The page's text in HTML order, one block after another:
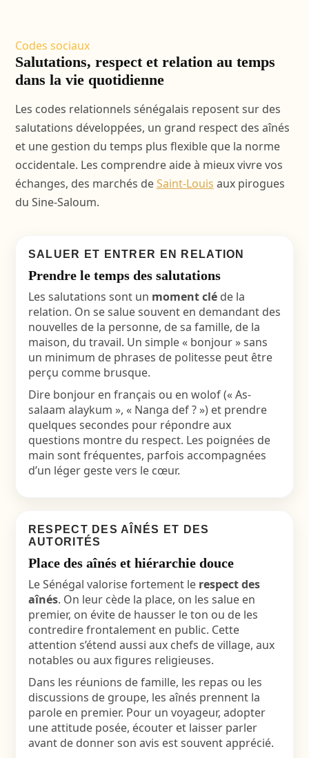
Codes sociaux
Salutations, respect et relation au temps
dans la vie quotidienne
Les codes relationnels sénégalais reposent sur des
salutations développées, un grand respect des aînés
et une gestion du temps plus flexible que la norme
occidentale. Les comprendre aide à mieux vivre vos
échanges, des marchés deSaint-Louis aux pirogues
du Sine-Saloum.
SALUER ET ENTRER EN RELATION
Prendre le temps des salutations
Les salutations sont un moment cléde la
relation. On se salue souvent en demandant des
nouvelles de la personne, de sa famille, de la
maison, du travail. Un simple « bonjour » sans
un minimum de phrases de politesse peut être
perçu comme brusque.
Dire bonjour en français ou en wolof (« As-
salaam alaykum », « Nanga def ? ») et prendre
quelques secondes pour répondre aux
questions montre du respect. Les poignées de
main sont fréquentes, parfois accompagnées
d’un léger geste vers le cœur.
RESPECT DES AÎNÉS ET DES
AUTORITÉS
Place des aînés et hiérarchie douce
Le Sénégal valorise fortement le respect des
aînés. On leur cède la place, on les salue en
premier, on évite de hausser le ton ou de les
contredire frontalement en public. Cette
attention s’étend aussi aux chefs de village, aux
notables ou aux figures religieuses.
Dans les réunions de famille, les repas ou les
discussions de groupe, les aînés prennent la
parole en premier. Pour un voyageur, adopter
une attitude posée, écouter et laisser parler
avant de donner son avis est souvent apprécié.